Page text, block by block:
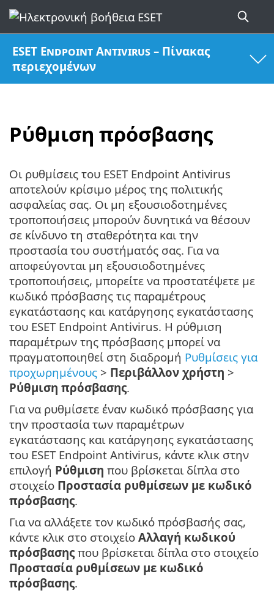
ESET Endpoint Antivirus – Πίνακας
περιεχομένων
Ρύθμιση πρόσβασης
Οι ρυθμίσεις του ESET Endpoint Antivirus
αποτελούν κρίσιμο μέρος της πολιτικής
ασφαλείας σας. Οι μη εξουσιοδοτημένες
τροποποιήσεις μπορούν δυνητικά να θέσουν
σε κίνδυνο τη σταθερότητα και την
προστασία του συστήματός σας. Για να
αποφεύγονται μη εξουσιοδοτημένες
τροποποιήσεις, μπορείτε να προστατέψετε με
κωδικό πρόσβασης τις παραμέτρους
εγκατάστασης και κατάργησης εγκατάστασης
του ESET Endpoint Antivirus. Η ρύθμιση
παραμέτρων της πρόσβασης μπορεί να
πραγματοποιηθεί στη διαδρομή Ρυθμίσεις για
προχωρημένους > Περιβάλλον χρήστη >
Ρύθμιση πρόσβασης.
Για να ρυθμίσετε έναν κωδικό πρόσβασης για
την προστασία των παραμέτρων
εγκατάστασης και κατάργησης εγκατάστασης
του ESET Endpoint Antivirus, κάντε κλικ στην
επιλογή Ρύθμιση που βρίσκεται δίπλα στο
στοιχείο Προστασία ρυθμίσεων με κωδικό
πρόσβασης.
Για να αλλάξετε τον κωδικό πρόσβασής σας,
κάντε κλικ στο στοιχείο Αλλαγή κωδικού
πρόσβασης που βρίσκεται δίπλα στο στοιχείο
Προστασία ρυθμίσεων με κωδικό
πρόσβασης.